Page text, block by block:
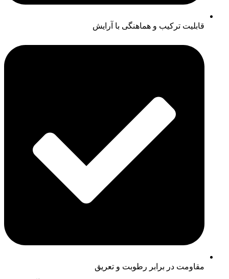
قابلیت ترکیب و هماهنگی با آرایش
مقاومت در برابر رطوبت و تعریق